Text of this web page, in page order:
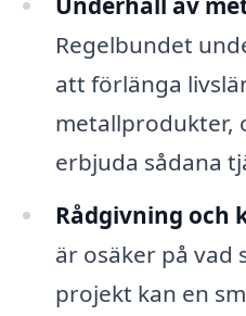
Regelbundet
att förlänga
metallprodukter,
erbjuda sådana
Rådgivning och
är osäker på vad
projekt kan en